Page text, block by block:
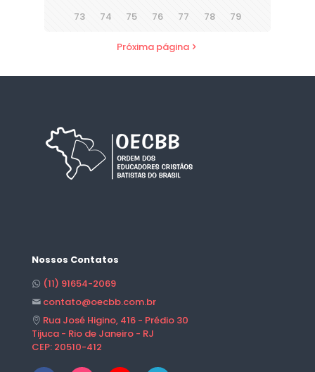
73
74 75 76 77 78 79
Próxima página
Nossos Contatos
(11) 91654-2069
contato@oecbb.com.br
Rua José Higino, 416 - Prédio 30
Tijuca - Rio de Janeiro - RJ
CEP: 20510-412